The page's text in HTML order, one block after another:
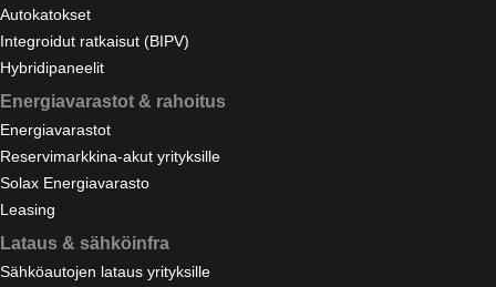
Autokatokset
Integroidut ratkaisut (BIPV)
Hybridipaneelit
Energiavarastot & rahoitus
Energiavarastot
Reservimarkkina-akut yrityksille
Solax Energiavarasto
Leasing
Lataus & sähköinfra
Sähköautojen lataus yrityksille